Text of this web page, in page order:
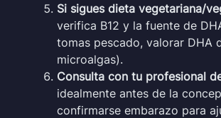
Si sigues dieta vegetariana/
verifica B12 y la fuente de
tomas pescado, valorar DHA
microalgas).
Consulta con tu profesional
idealmente antes de la
confirmarse embarazo para